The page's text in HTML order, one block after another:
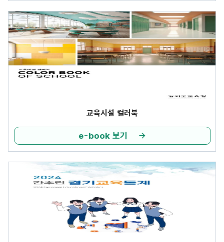
교육시설 컬러북
e-book 보기